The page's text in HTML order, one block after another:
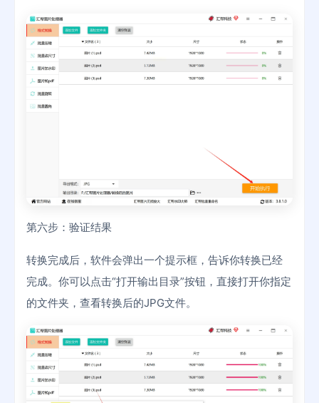
第六步：验证结果
转换完成后，软件会弹出一个提示框，告诉你转换已经
完成。你可以点击“打开输出目录”按钮，直接打开你指定
的文件夹，查看转换后的JPG文件。